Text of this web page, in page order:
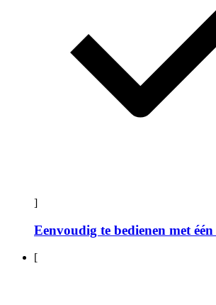
]
Eenvoudig te bedienen met
[